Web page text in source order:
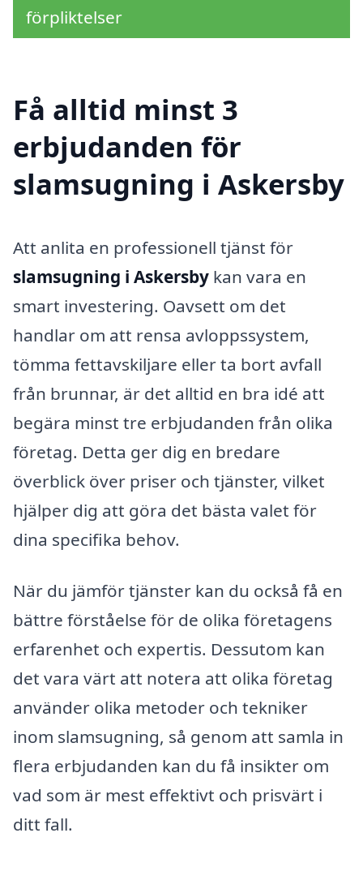
förpliktelser
Få alltid minst 3
erbjudanden för
slamsugning i Askersby
Att anlita en professionell tjänst för
slamsugning i Askersby kan vara en
smart investering. Oavsett om det
handlar om att rensa avloppssystem,
tömma fettavskiljare eller ta bort avfall
från brunnar, är det alltid en bra idé att
begära minst tre erbjudanden från olika
företag. Detta ger dig en bredare
överblick över priser och tjänster, vilket
hjälper dig att göra det bästa valet för
dina specifika behov.
När du jämför tjänster kan du också få en
bättre förståelse för de olika företagens
erfarenhet och expertis. Dessutom kan
det vara värt att notera att olika företag
använder olika metoder och tekniker
inom slamsugning, så genom att samla in
flera erbjudanden kan du få insikter om
vad som är mest effektivt och prisvärt i
ditt fall.